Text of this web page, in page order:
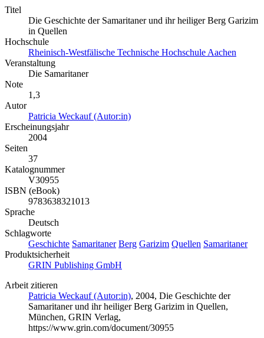
Titel
Die Geschichte der Samaritaner und ihr heiliger Berg Garizim
in Quellen
Hochschule
Rheinisch-Westfälische Technische Hochschule Aachen
Veranstaltung
Die Samaritaner
Note
1,3
Autor
Patricia Weckauf (Autor:in)
Erscheinungsjahr
2004
Seiten
37
Katalognummer
V30955
ISBN (eBook)
9783638321013
Sprache
Deutsch
Schlagworte
Geschichte Samaritaner Berg Garizim Quellen Samaritaner
Produktsicherheit
GRIN Publishing GmbH
Arbeit zitieren
Patricia Weckauf (Autor:in), 2004, Die Geschichte der
Samaritaner und ihr heiliger Berg Garizim in Quellen,
München, GRIN Verlag,
https://www.grin.com/document/30955